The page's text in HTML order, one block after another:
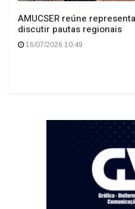
AMUCSER reúne
discutir pautas regionais
16/07/2026 10:49